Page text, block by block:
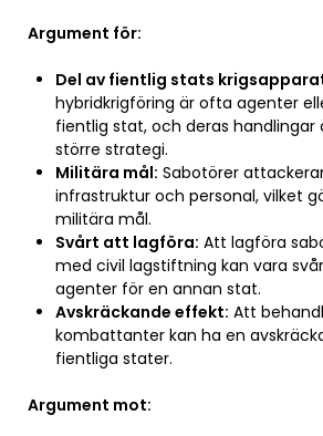
Argument för:
Del av fientlig stats
hybridkrigföring är ofta agenter
fientlig stat, och deras handlingar
större strategi.
Militära mål: Sabotörer
infrastruktur och personal, vilket
militära mål.
Svårt att lagföra: Att lagföra
med civil lagstiftning kan vara
agenter för en annan stat.
Avskräckande effekt: Att
kombattanter kan ha en
fientliga stater.
Argument mot: